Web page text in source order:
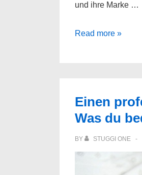
und ihre Marke …
SEO
Read more »
Einen
Was du
BY STUGGI ONE